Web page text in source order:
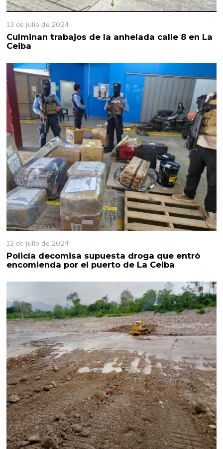
13 de julio de 2024
Culminan trabajos de la anhelada calle 8 en La
Ceiba
12 de julio de 2024
Policía decomisa supuesta droga que entró
encomienda por el puerto de La Ceiba